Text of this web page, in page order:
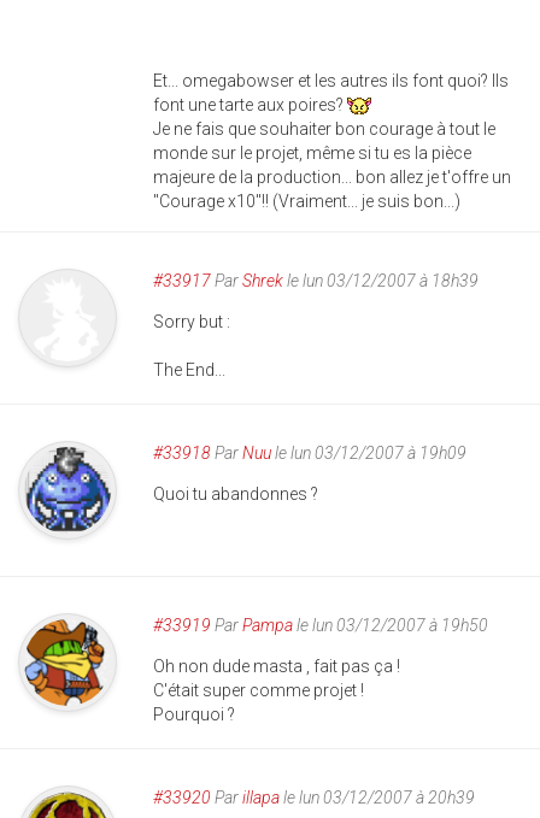
Et... omegabowser et les autres ils font quoi? Ils
font une tarte aux poires?
Je ne fais que souhaiter bon courage à tout le
monde sur le projet, même si tu es la pièce
majeure de la production... bon allez je t'offre un
"Courage x10"!! (Vraiment... je suis bon...)
#33917ParShrekle lun 03/12/2007 à 18h39
Sorry but :
The End...
#33918ParNuule lun 03/12/2007 à 19h09
Quoi tu abandonnes ?
#33919 ParPampale lun 03/12/2007 à 19h50
Oh non dude masta , fait pas ça !
C'était super comme projet !
Pourquoi ?
#33920 Parillapale lun 03/12/2007 à 20h39